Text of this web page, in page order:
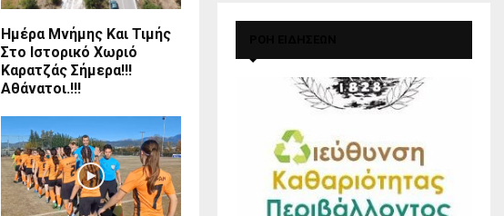
Ημέρα Μνήμης Και Τιμής
Στο Ιστορικό Χωριό
Καρατζάς Σήμερα!!!
Αθάνατοι.!!!